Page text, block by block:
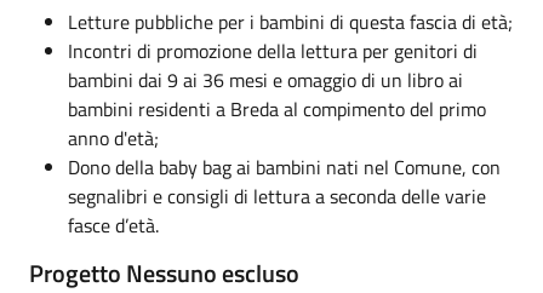
Letture pubbliche per i bambini di questa fascia di età;
Incontri di promozione della lettura per genitori di
bambini dai 9 ai 36 mesi e omaggio di un libro ai
bambini residenti a Breda al compimento del primo
anno d'età;
Dono della baby bag ai bambini nati nel Comune, con
segnalibri e consigli di lettura a seconda delle varie
fasce d’età.
Progetto Nessuno escluso